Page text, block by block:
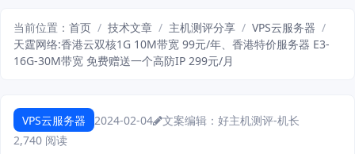
当前位置： 首页 / 技术文章 / 主机测评分享 / VPS云服务器 /
天霆网络:香港云双核1G 10M带宽 99元/年、香港特价服务器 E3-
16G-30M带宽 免费赠送一个高防IP 299元/月
VPS云服务器 2024-02-04
文案编辑：好主机测评-机长
2,740 阅读